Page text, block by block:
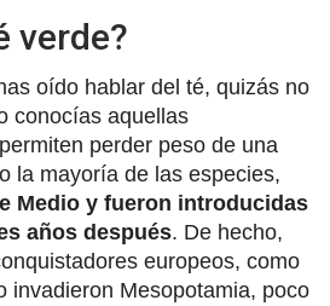
verde?
oído hablar del té, quizás no
conocías aquellas
perder peso de una
la mayoría de las especies,
Medio y fueron introducidas
años después. De hecho,
europeos, como
invadieron Mesopotamia, poco